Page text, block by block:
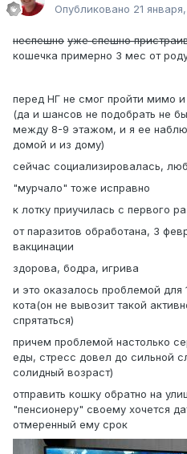
Опубликовано 21
неспешно уже спешно
кошечка примерно 3 мес от
перед НГ не смог пройти мимо и
(да и шансов не подобрать не
между 8-9 этажом, и я ее
домой и из дому)
сейчас социализировалась,
"мурчало" тоже исправно
к лотку приучилась с первого
от паразитов обработана, 3
вакцинации
здорова, бодра, игрива
и это оказалось проблемой для
кота(он не вывозит такой
спрятаться)
причем проблемой настолько
еды, стресс довел до сильной
солидный возраст)
отправить кошку обратно на
"пенсионеру" своему хочется
отмеренный ему срок